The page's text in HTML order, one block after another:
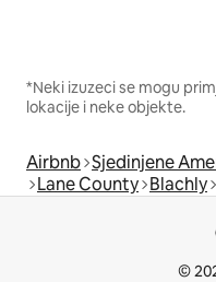
*Neki izuzeci se mogu
lokacije i neke objekte.
Airbnb Sjedinjene
Lane County Blachly
©